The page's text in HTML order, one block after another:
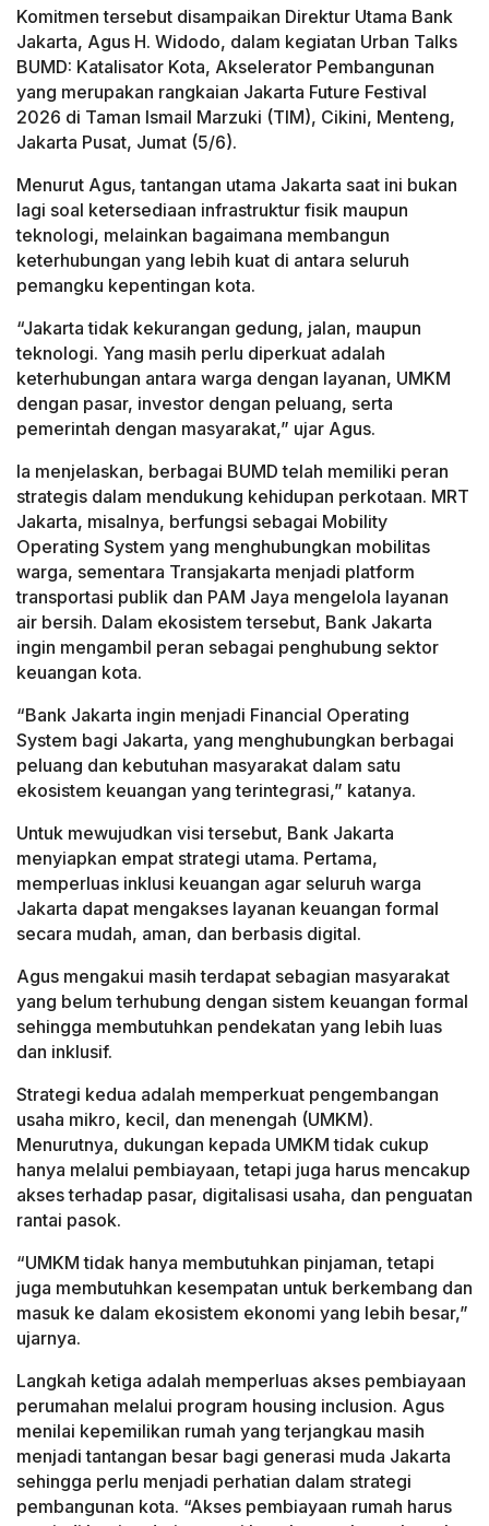
Komitmen tersebut disampaikan Direktur Utama Bank
Jakarta, Agus H. Widodo, dalam kegiatan Urban Talks
BUMD: Katalisator Kota, Akselerator Pembangunan
yang merupakan rangkaian Jakarta Future Festival
2026 di Taman Ismail Marzuki (TIM), Cikini, Menteng,
Jakarta Pusat, Jumat (5/6).
Menurut Agus, tantangan utama Jakarta saat ini bukan
lagi soal ketersediaan infrastruktur fisik maupun
teknologi, melainkan bagaimana membangun
keterhubungan yang lebih kuat di antara seluruh
pemangku kepentingan kota.
“Jakarta tidak kekurangan gedung, jalan, maupun
teknologi. Yang masih perlu diperkuat adalah
keterhubungan antara warga dengan layanan, UMKM
dengan pasar, investor dengan peluang, serta
pemerintah dengan masyarakat,” ujar Agus.
Ia menjelaskan, berbagai BUMD telah memiliki peran
strategis dalam mendukung kehidupan perkotaan. MRT
Jakarta, misalnya, berfungsi sebagai Mobility
Operating System yang menghubungkan mobilitas
warga, sementara Transjakarta menjadi platform
transportasi publik dan PAM Jaya mengelola layanan
air bersih. Dalam ekosistem tersebut, Bank Jakarta
ingin mengambil peran sebagai penghubung sektor
keuangan kota.
“Bank Jakarta ingin menjadi Financial Operating
System bagi Jakarta, yang menghubungkan berbagai
peluang dan kebutuhan masyarakat dalam satu
ekosistem keuangan yang terintegrasi,” katanya.
Untuk mewujudkan visi tersebut, Bank Jakarta
menyiapkan empat strategi utama. Pertama,
memperluas inklusi keuangan agar seluruh warga
Jakarta dapat mengakses layanan keuangan formal
secara mudah, aman, dan berbasis digital.
Agus mengakui masih terdapat sebagian masyarakat
yang belum terhubung dengan sistem keuangan formal
sehingga membutuhkan pendekatan yang lebih luas
dan inklusif.
Strategi kedua adalah memperkuat pengembangan
usaha mikro, kecil, dan menengah (UMKM).
Menurutnya, dukungan kepada UMKM tidak cukup
hanya melalui pembiayaan, tetapi juga harus mencakup
akses terhadap pasar, digitalisasi usaha, dan penguatan
rantai pasok.
“UMKM tidak hanya membutuhkan pinjaman, tetapi
juga membutuhkan kesempatan untuk berkembang dan
masuk ke dalam ekosistem ekonomi yang lebih besar,”
ujarnya.
Langkah ketiga adalah memperluas akses pembiayaan
perumahan melalui program housing inclusion. Agus
menilai kepemilikan rumah yang terjangkau masih
menjadi tantangan besar bagi generasi muda Jakarta
sehingga perlu menjadi perhatian dalam strategi
pembangunan kota. “Akses pembiayaan rumah harus